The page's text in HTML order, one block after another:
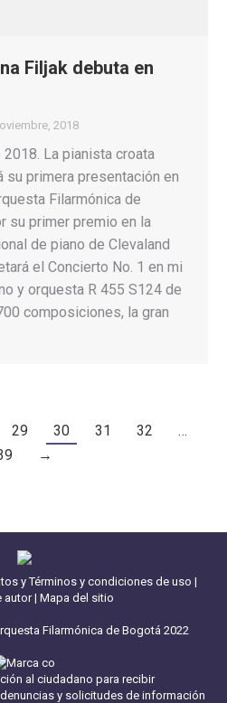
Filjak debuta en
2018
La pianista croata
su primera presentación en
Filarmónica de
su primer premio en la
de piano de Clevaland
el Concierto No. 1 en mi
y orquesta R 455 S124 de
composiciones, la gran
29 30 31 32
…
→
y Términos y condiciones de uso |
autor| Mapa del sitio
Filarmónica de Bogotá 2022
al ciudadano para recibir
y solicitudes de información